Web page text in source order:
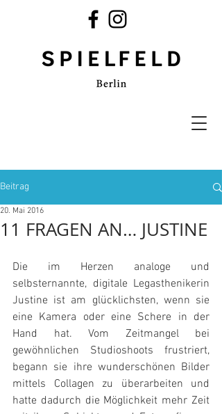
Beitrag
11 FRAGEN AN… JUSTINE
20. Mai 2016
Die im Herzen analoge und
selbsternannte, digitale Legasthenikerin
Justine ist am glücklichsten, wenn sie
eine Kamera oder eine Schere in der
Hand hat. Vom Zeitmangel bei
gewöhnlichen Studioshoots frustriert,
begann sie ihre wunderschönen Bilder
mittels Collagen zu überarbeiten und
hatte dadurch die Möglichkeit mehr Zeit